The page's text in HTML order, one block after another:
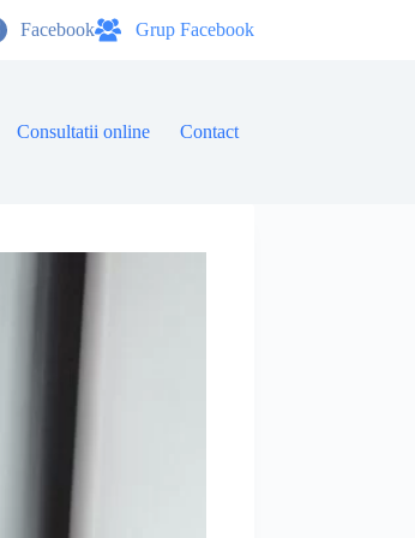
Facebook Grup Facebook
Consultatii online Contact